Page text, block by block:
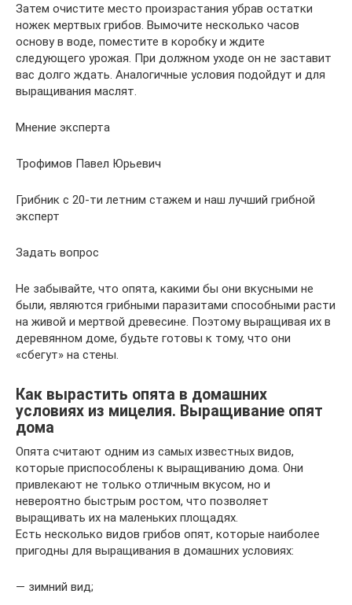
Затем очистите место произрастания убрав остатки
ножек мертвых грибов. Вымочите несколько часов
основу в воде, поместите в коробку и ждите
следующего урожая. При должном уходе он не заставит
вас долго ждать. Аналогичные условия подойдут и для
выращивания маслят.
Мнение эксперта
Трофимов Павел Юрьевич
Грибник с 20-ти летним стажем и наш лучший грибной
эксперт
Задать вопрос
Не забывайте, что опята, какими бы они вкусными не
были, являются грибными паразитами способными расти
на живой и мертвой древесине. Поэтому выращивая их в
деревянном доме, будьте готовы к тому, что они
«сбегут» на стены.
Как вырастить опята в домашних
условиях из мицелия. Выращивание опят
дома
Опята считают одним из самых известных видов,
которые приспособлены к выращиванию дома. Они
привлекают не только отличным вкусом, но и
невероятно быстрым ростом, что позволяет
выращивать их на маленьких площадях.
Есть несколько видов грибов опят, которые наиболее
пригодны для выращивания в домашних условиях:
— зимний вид;